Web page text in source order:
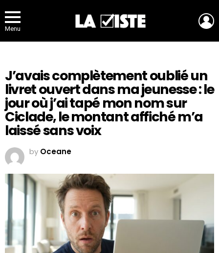
Menu
J’avais complètement oublié un
livret ouvert dans ma jeunesse : le
jour où j’ai tapé mon nom sur
Ciclade, le montant affiché m’a
laissé sans voix
by Oceane